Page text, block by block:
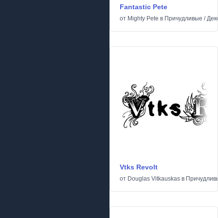
Fantastic Pete
от Mighty Pete в Причудливые /
Vtks Revolt
от Douglas Vitkauskas в